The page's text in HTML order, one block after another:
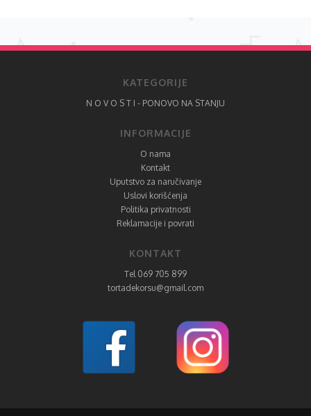
KATEGORIJE
N O V O S T I - PONOVO NA STANJU
INFORMACIJE
O nama
Kontakt
Uputstvo za naručivanje
Uslovi korišćenja
Politika privatnosti
Reklamacije i povrati
KONTAKT
Tel 069 705 899
tortadekorsu@gmail.com